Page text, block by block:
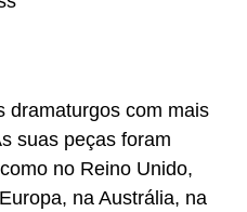
dramaturgos com mais
suas peças foram
no Reino Unido,
na Austrália, na